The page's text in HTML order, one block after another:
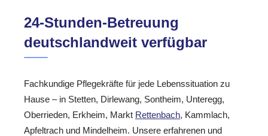
24-Stunden-Betreuung
deutschlandweit verfügbar
Fachkundige Pflegekräfte für jede Lebenssituation zu
Hause – in Stetten, Dirlewang, Sontheim, Unteregg,
Oberrieden, Erkheim, Markt Rettenbach, Kammlach,
Apfeltrach und Mindelheim. Unsere erfahrenen und